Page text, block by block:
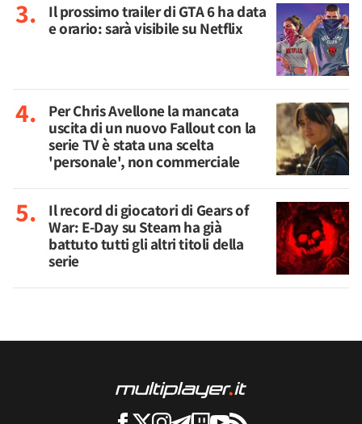
Il prossimo trailer di GTA 6 ha data
e orario: sarà visibile su Netflix
Per Chris Avellone la mancata
uscita di un nuovo Fallout con la
serie TV è stata una scelta
'personale', non commerciale
Il record di giocatori di Gears of
War: E-Day su Steam ha già
battuto tutti gli altri titoli della
serie